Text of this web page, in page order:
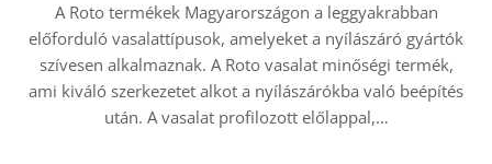
A Roto termékek Magyarországon a leggyakrabban
előforduló vasalattípusok, amelyeket a nyílászáró gyártók
szívesen alkalmaznak. A Roto vasalat minőségi termék,
ami kiváló szerkezetet alkot a nyílászárókba való beépítés
után. A vasalat profilozott előlappal,…